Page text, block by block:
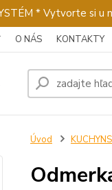
* Vytvorte si
O NÁS KONTAKTY
Úvod